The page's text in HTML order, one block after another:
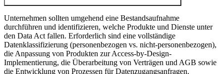
Unternehmen sollten umgehend eine Bestandsaufnahme
durchführen und identifizieren, welche Produkte und Dienste unter
den Data Act fallen. Erforderlich sind eine vollständige
Datenklassifizierung (personenbezogen vs. nicht-personenbezogen),
die Anpassung von Produkten zur Access-by-Design-
Implementierung, die Überarbeitung von Verträgen und AGB sowie
die Entwicklung von Prozessen für Datenzugangsanfragen.